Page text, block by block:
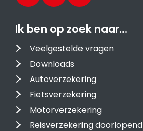
Ik ben op zoek naar…
Veelgestelde vragen
Downloads
Autoverzekering
Fietsverzekering
Motorverzekering
Reisverzekering doorlopend